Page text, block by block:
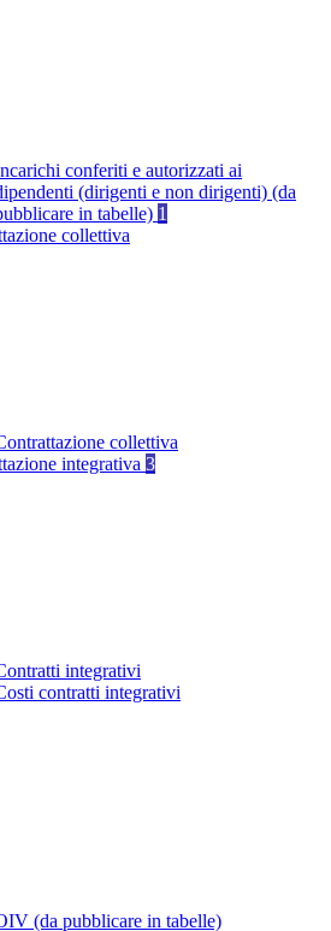
conferiti e autorizzati ai
(dirigenti e non dirigenti) (da
in tabelle) 1
collettiva
collettiva
integrativa 3
integrativi
contratti integrativi
(da pubblicare in tabelle)